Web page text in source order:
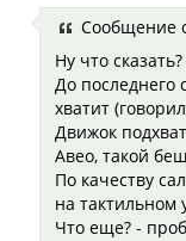
Сообщение
Ну что
До последнего
хватит
Движок
Авео, такой
По качеству
на тактильном
Что еще? -